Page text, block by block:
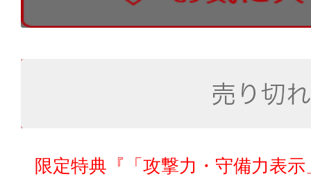
限定特典『「攻撃力・守備力表